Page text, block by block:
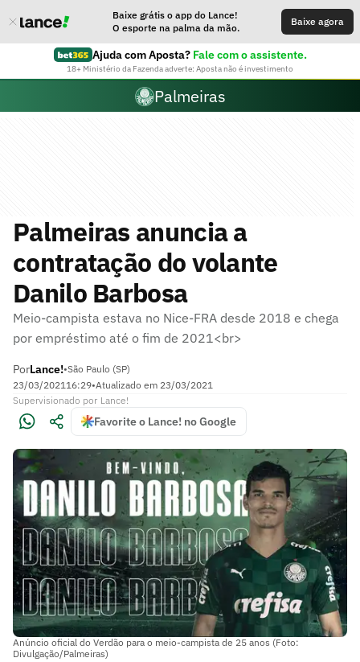
Baixe grátis o app do Lance!
O esporte na palma da mão.
Baixe agora
Ajuda com Aposta? Fale com o assistente.
18+ Ministério da Fazenda adverte: Aposta não é investimento
Palmeiras
Palmeiras anuncia a
contratação do volante
Danilo Barbosa
Meio-campista estava no Nice-FRA desde 2018 e chega
por empréstimo até o fim de 2021<br>
PorLance!•São Paulo (SP)
23/03/202116:29•Atualizado em 23/03/2021
Supervisionado por Lance!
Favorite o Lance! no Google
Anúncio oficial do Verdão para o meio-campista de 25 anos (Foto:
Divulgação/Palmeiras)